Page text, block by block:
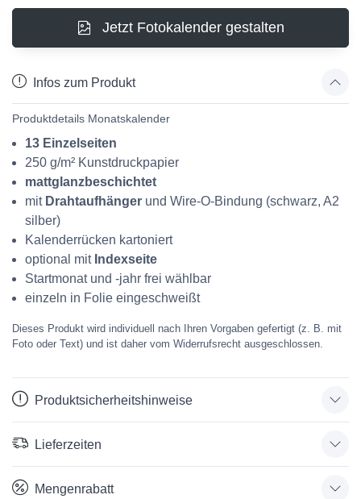
Jetzt Fotokalender gestalten
Infos zum Produkt
Produktdetails Monatskalender
13 Einzelseiten
250 g/m² Kunstdruckpapier
mattglanzbeschichtet
mit Drahtaufhänger und Wire-O-Bindung (schwarz, A2
silber)
Kalenderrücken kartoniert
optional mit Indexseite
Startmonat und -jahr frei wählbar
einzeln in Folie eingeschweißt
Dieses Produkt wird individuell nach Ihren Vorgaben gefertigt (z. B. mit
Foto oder Text) und ist daher vom Widerrufsrecht ausgeschlossen.
Produktsicherheitshinweise
Lieferzeiten
Mengenrabatt